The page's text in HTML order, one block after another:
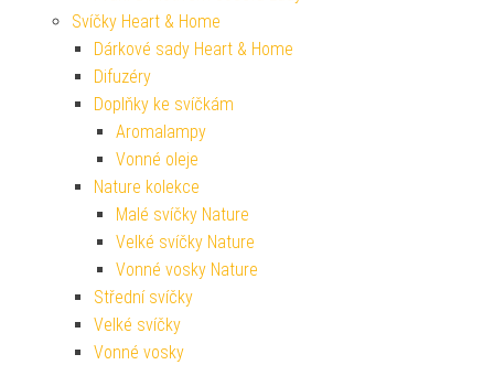
Svíčky Heart & Home
Dárkové sady Heart & Home
Difuzéry
Doplňky ke svíčkám
Aromalampy
Vonné oleje
Nature kolekce
Malé svíčky Nature
Velké svíčky Nature
Vonné vosky Nature
Střední svíčky
Velké svíčky
Vonné vosky